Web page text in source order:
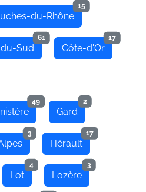
du-Rhône
15
Sud
61
Côte-d'Or
17
49
Gard
2
3
Hérault
17
Lot
4
Lozère
3